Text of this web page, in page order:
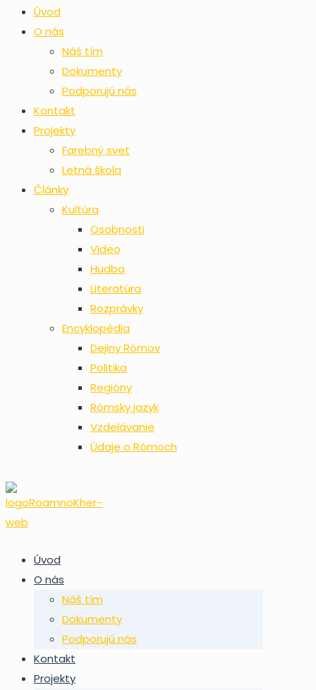
Úvod
O nás
Náš tím
Dokumenty
Podporujú nás
Kontakt
Projekty
Farebný svet
Letná škola
Články
Kultúra
Osobnosti
Video
Hudba
Literatúra
Rozprávky
Encyklopédia
Dejiny Rómov
Politika
Regióny
Rómsky jazyk
Vzdelávanie
Údaje o Rómoch
Úvod
O nás
Náš tím
Dokumenty
Podporujú nás
Kontakt
Projekty